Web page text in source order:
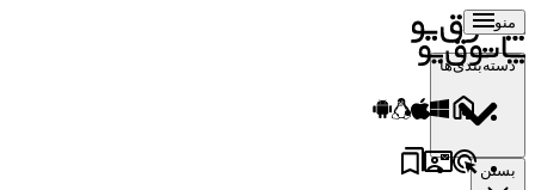
منو
دسته‌بندی‌ها
بستن